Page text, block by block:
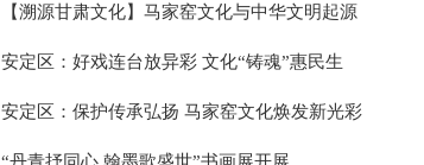
【溯源甘肃文化】马家窑文化与中华文明起源
安定区：好戏连台放异彩 文化“铸魂”惠民生
安定区：保护传承弘扬 马家窑文化焕发新光彩